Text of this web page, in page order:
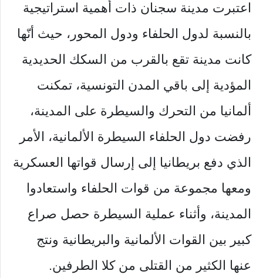
اعتبرت مدينة سجنان ذات أهمية استراتيجية
بالنسبة لدول الحلفاء ودول المحور، حيث أنّها
كانت مدينة تقع بالقرب من السكك الحديدية
المؤدية إلى باقي المدن التونسية، تمكنت
ألمانيا من التحرك والسيطرة على المدينة،
رفضت دول الحلفاء السيطرة الألمانية، الأمر
الذي دفع بريطانيا إلى إرسال قواتها العسكرية
ومعها مجموعة من قوات الحلفاء واستعادوا
المدينة، وأثناء عملية السيطرة حصل صراع
كبير بين القوات الألمانية والبريطانية ونتج
عنها الكثير من القتلى من كلا الطرفين.